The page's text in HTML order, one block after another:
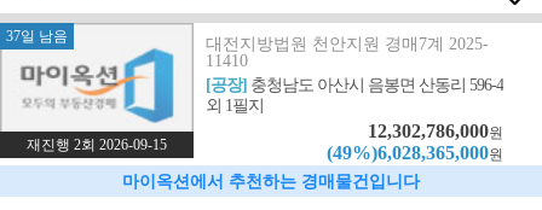
37일 남음
재진행 2회 2026-09-15
대전지방법원 천안지원 경매7계 2025-
11410
[공장] 충청남도 아산시 음봉면 산동리 596-4
외 1필지
12,302,786,000원
(49%)6,028,365,000원
마이옥션에서 추천하는 경매물건입니다